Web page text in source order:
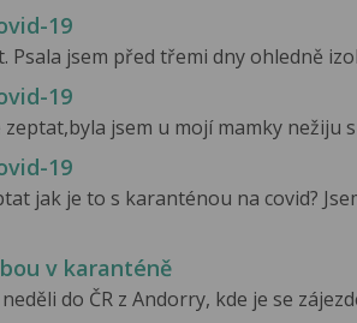
19
Psala jsem před třemi dny ohledně
19
jsem u mojí mamky nežiju s
19
jak je to s karanténou na covid?
v karanténě
do ČR z Andorry, kde je se